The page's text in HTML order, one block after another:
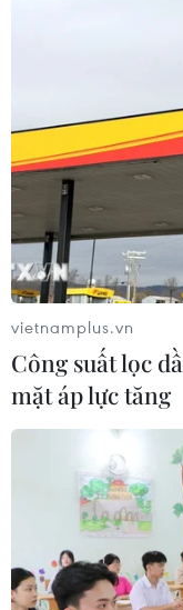
vietnamplus.vn
Công suất lọc
mặt áp lực tăng